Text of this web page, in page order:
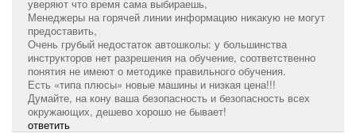
уверяют что время сама выбираешь,
Менеджеры на горячей линии информацию никакую не могут
предоставить,
Очень грубый недостаток автошколы: у большинства
инструкторов нет разрешения на обучение, соответственно
понятия не имеют о методике правильного обучения.
Есть «типа плюсы» новые машины и низкая цена!!!
Думайте, на кону ваша безопасность и безопасность всех
окружающих, дешево хорошо не бывает!
ответить